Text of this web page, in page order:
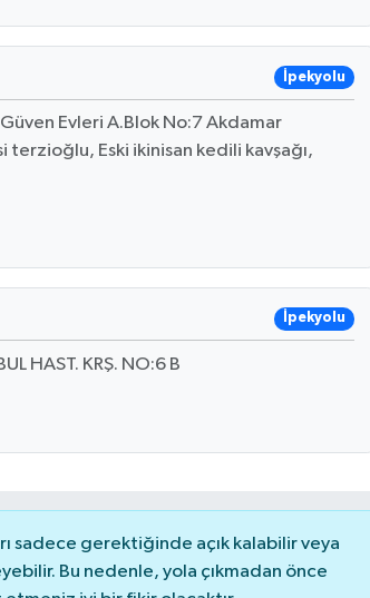
İpekyolu
Evleri A.Blok No:7 Akdamar
terzioğlu, Eski ikinisan kedili kavşağı,
İpekyolu
HAST. KRŞ. NO:6 B
sadece gerektiğinde açık kalabilir veya
Bu nedenle, yola çıkmadan önce